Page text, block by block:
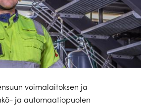
voimalaitoksen ja
ja automaatiopuolen